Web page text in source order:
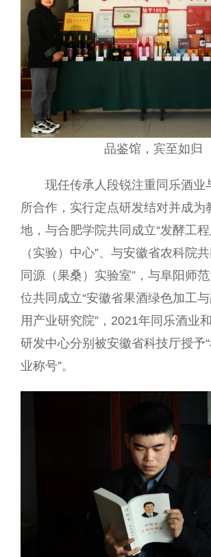
品鉴馆，宾至如归
现任传承人段锐注重同乐酒业
所合作，实行定点研发结对并成为
地，与合肥学院共同成立“发酵工
（实验）中心”、与安徽省农科院
同源（果桑）实验室”，与阜阳师
位共同成立“安徽省果酒绿色加工
用产业研究院”，2021年同乐酒业
研发中心分别被安徽省科技厅授予
业称号”。